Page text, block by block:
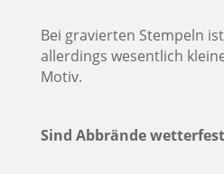
Bei gravierten Stempeln
allerdings wesentlich
Motiv.
Sind Abbrände